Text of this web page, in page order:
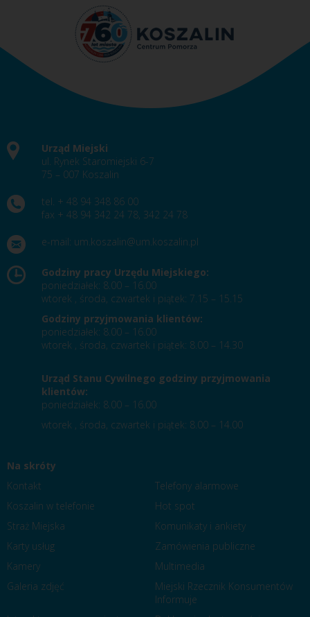
Urząd Miejski
ul. Rynek Staromiejski 6-7
75 – 007 Koszalin
tel. + 48 94 348 86 00
fax + 48 94 342 24 78, 342 24 78
e-mail: um.koszalin@um.koszalin.pl
Godziny pracy Urzędu Miejskiego:
poniedziałek: 8.00 – 16.00
wtorek , środa, czwartek i piątek: 7.15 – 15.15
Godziny przyjmowania klientów:
poniedziałek: 8.00 – 16.00
wtorek , środa, czwartek i piątek: 8.00 – 14.30
Urząd Stanu Cywilnego godziny przyjmowania
klientów:
poniedziałek: 8.00 – 16.00
wtorek , środa, czwartek i piątek: 8.00 – 14.00
Na skróty
Kontakt
Telefony alarmowe
Koszalin w telefonie
Hot spot
Straż Miejska
Komunikaty i ankiety
Karty usług
Zamówienia publiczne
Kamery
Multimedia
Galeria zdjęć
Miejski Rzecznik Konsumentów
Informuje